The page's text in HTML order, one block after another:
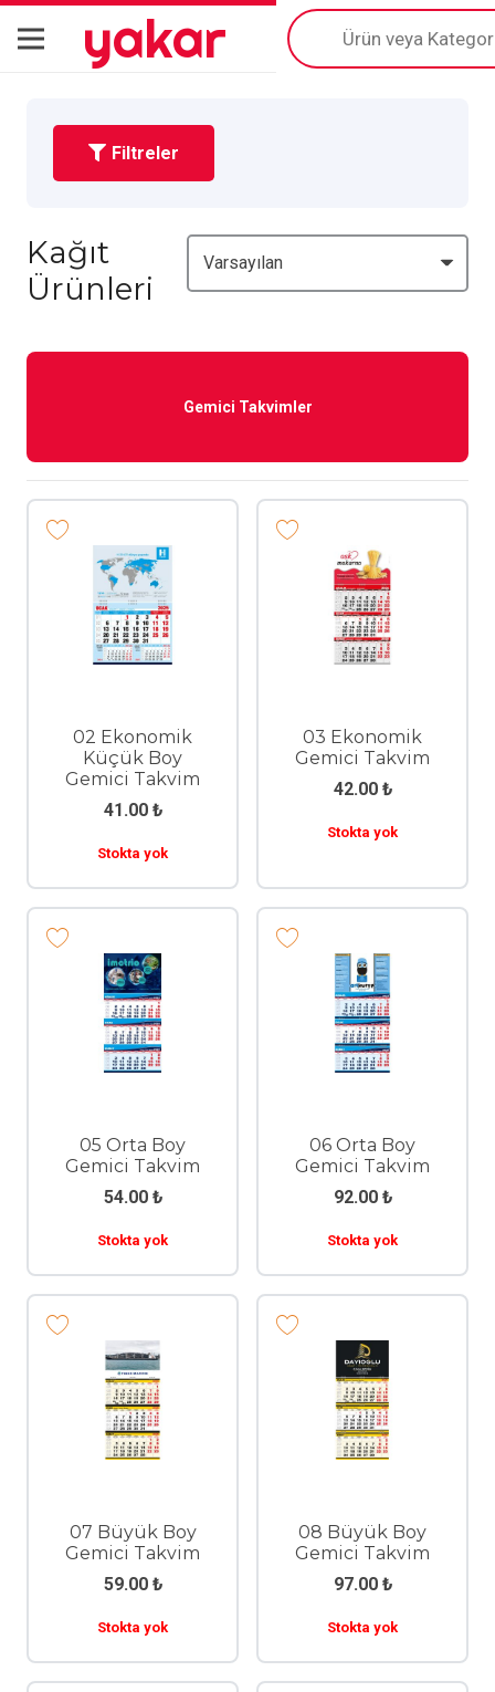
yakar
Products
search
Filtreler
Kağıt
Ürünleri
Gemici Takvimler
02 Ekonomik
Küçük Boy
Gemici Takvim
41.00 ₺
Stokta yok
03 Ekonomik
Gemici Takvim
42.00 ₺
Stokta yok
05 Orta Boy
Gemici Takvim
54.00 ₺
Stokta yok
06 Orta Boy
Gemici Takvim
92.00 ₺
Stokta yok
07 Büyük Boy
Gemici Takvim
59.00 ₺
Stokta yok
08 Büyük Boy
Gemici Takvim
97.00 ₺
Stokta yok